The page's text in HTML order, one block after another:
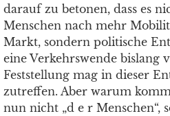
darauf zu betonen, dass es
Menschen nach mehr
Markt, sondern politische
eine Verkehrswende bislang
Feststellung mag in dieser
zutreffen. Aber warum
nun nicht „d e r Menschen“,